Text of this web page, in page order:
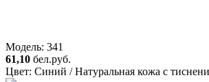
Модель: 341
61,10 бел.руб.
Цвет: Синий / Натуральная кожа с